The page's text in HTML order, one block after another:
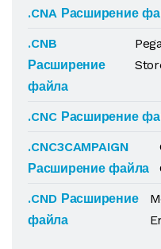
.CNA Расширение
.CNB
Расширение
файла
.CNC Расширение
.CNC3CAMPAIGN
Расширение файла
.CND Расширение
файла